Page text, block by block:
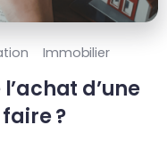
Immobilier
d’une
?